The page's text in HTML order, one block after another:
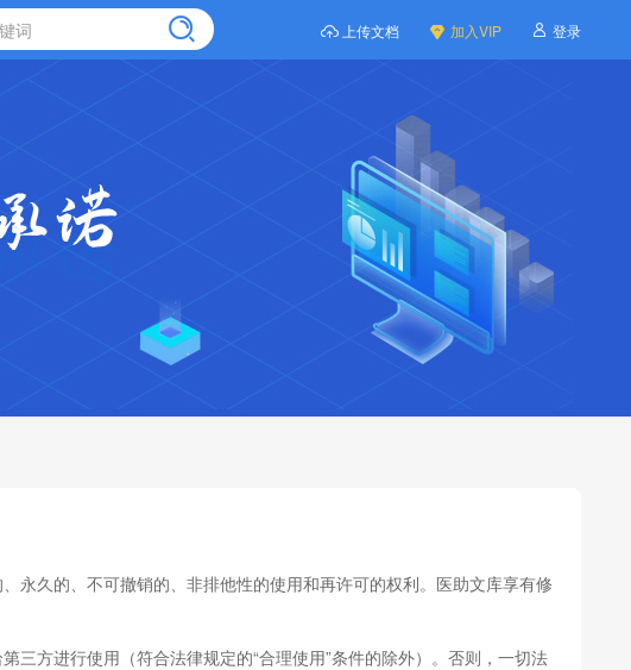
上传文档 加入VIP 登录
永久的、不可撤销的、非排他性的使用和再许可的权利。医助文库享有修
方进行使用（符合法律规定的“合理使用”条件的除外）。否则，一切法